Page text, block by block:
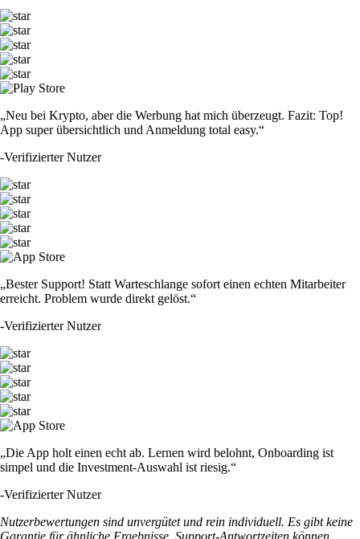
„Neu bei Krypto, aber die Werbung hat mich überzeugt. Fazit: Top!
App super übersichtlich und Anmeldung total easy.“
-Verifizierter Nutzer
„Bester Support! Statt Warteschlange sofort einen echten Mitarbeiter
erreicht. Problem wurde direkt gelöst.“
-Verifizierter Nutzer
„Die App holt einen echt ab. Lernen wird belohnt, Onboarding ist
simpel und die Investment-Auswahl ist riesig.“
-Verifizierter Nutzer
Nutzerbewertungen sind unvergütet und rein individuell. Es gibt keine
Garantie für ähnliche Ergebnisse. Support-Antwortzeiten können